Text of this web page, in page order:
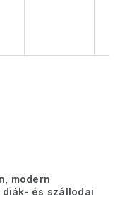
modern
és szállodai